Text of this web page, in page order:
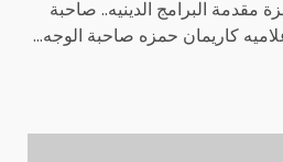
مقدمة البرامج الدينيه.. صاحبة
كاريمان حمزه صاحبة الوجه...